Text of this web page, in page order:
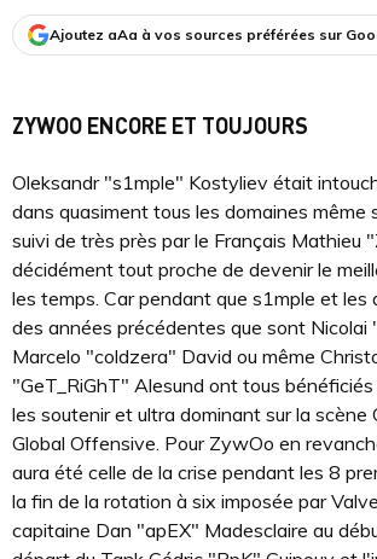
Ajoutez aAa à vos sources préférées sur
ZYWOO ENCORE ET TOUJOURS
Oleksandr "s1mple" Kostyliev était
dans quasiment tous les domaines même
suivi de très près par le Français Mathieu
décidément tout proche de devenir le
les temps. Car pendant que s1mple et les
des années précédentes que sont
Marcelo "coldzera" David ou même
"GeT_RiGhT" Alesund ont tous
les soutenir et ultra dominant sur la scène
Global Offensive. Pour ZywOo en
aura été celle de la crise pendant les 8
la fin de la rotation à six imposée par
capitaine Dan "apEX" Madesclaire au